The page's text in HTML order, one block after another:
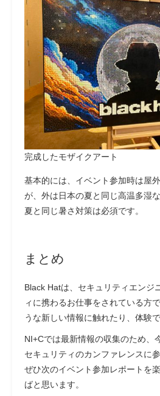
完成したモザイクアート
基本的には、イベント参加時は屋
が、外は日本の夏と同じ高温多湿
夏と同じ暑さ対策は必須です。
まとめ
Black Hatは、セキュリティエンジ
ィに携わるお仕事をされている方
うな新しい情報に触れたり、体験
NI+Cでは最新情報の収集のため、
セキュリティのカンファレンスに
ぜひ次のイベント参加レポートを
ばと思います。